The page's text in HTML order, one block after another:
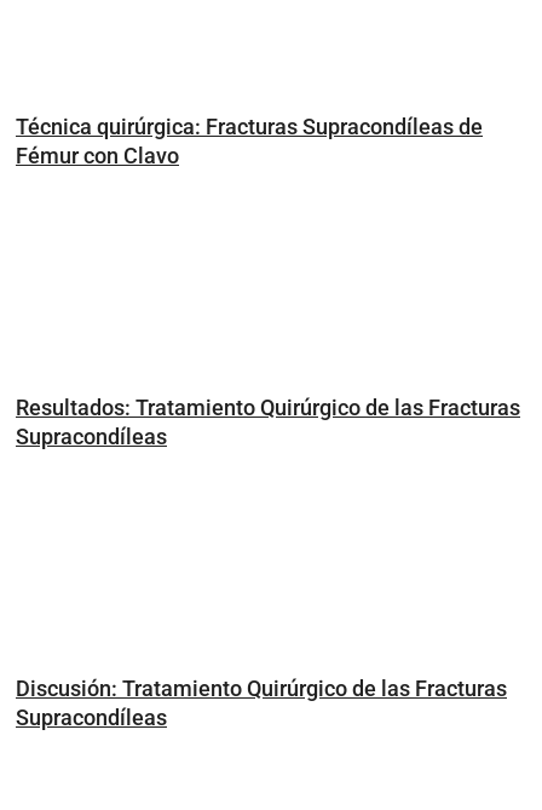
Técnica quirúrgica: Fracturas Supracondíleas de
Fémur con Clavo
Resultados: Tratamiento Quirúrgico de las Fracturas
Supracondíleas
Discusión: Tratamiento Quirúrgico de las Fracturas
Supracondíleas